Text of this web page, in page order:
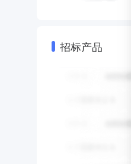
招标产品